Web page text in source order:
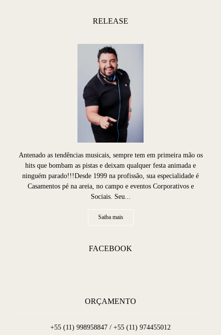
RELEASE
Antenado as tendências musicais, sempre tem em primeira mão os
hits que bombam as pistas e deixam qualquer festa animada e
ninguém parado!!!Desde 1999 na profissão, sua especialidade é
Casamentos pé na areia, no campo e eventos Corporativos e
Sociais. Seu...
Saiba mais
FACEBOOK
ORÇAMENTO
+55 (11) 998958847 / +55 (11) 974455012